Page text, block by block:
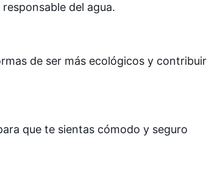
del agua.
de ser más ecológicos y contribuir
que te sientas cómodo y seguro